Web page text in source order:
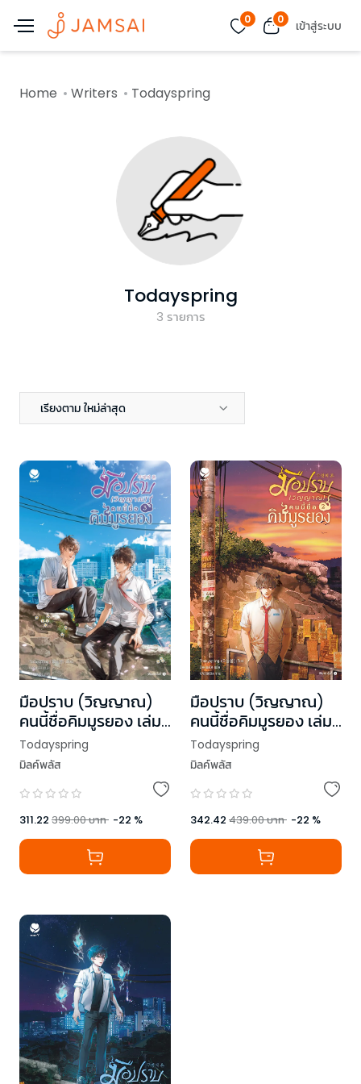
0 0 เข้าสู่ระบบ
Home Writers Todayspring
Todayspring
3 รายการ
เรียงตาม ใหม่ล่าสุด
มือปราบ (วิญญาณ)
คนนี้ชื่อคิมมูรยอง เล่ม
3 (เล่มจบ)
Todayspring
มิลค์พลัส
311.22 399.00บาท -22 %
มือปราบ (วิญญาณ)
คนนี้ชื่อคิมมูรยอง เล่ม
2
Todayspring
มิลค์พลัส
342.42 439.00บาท -22 %